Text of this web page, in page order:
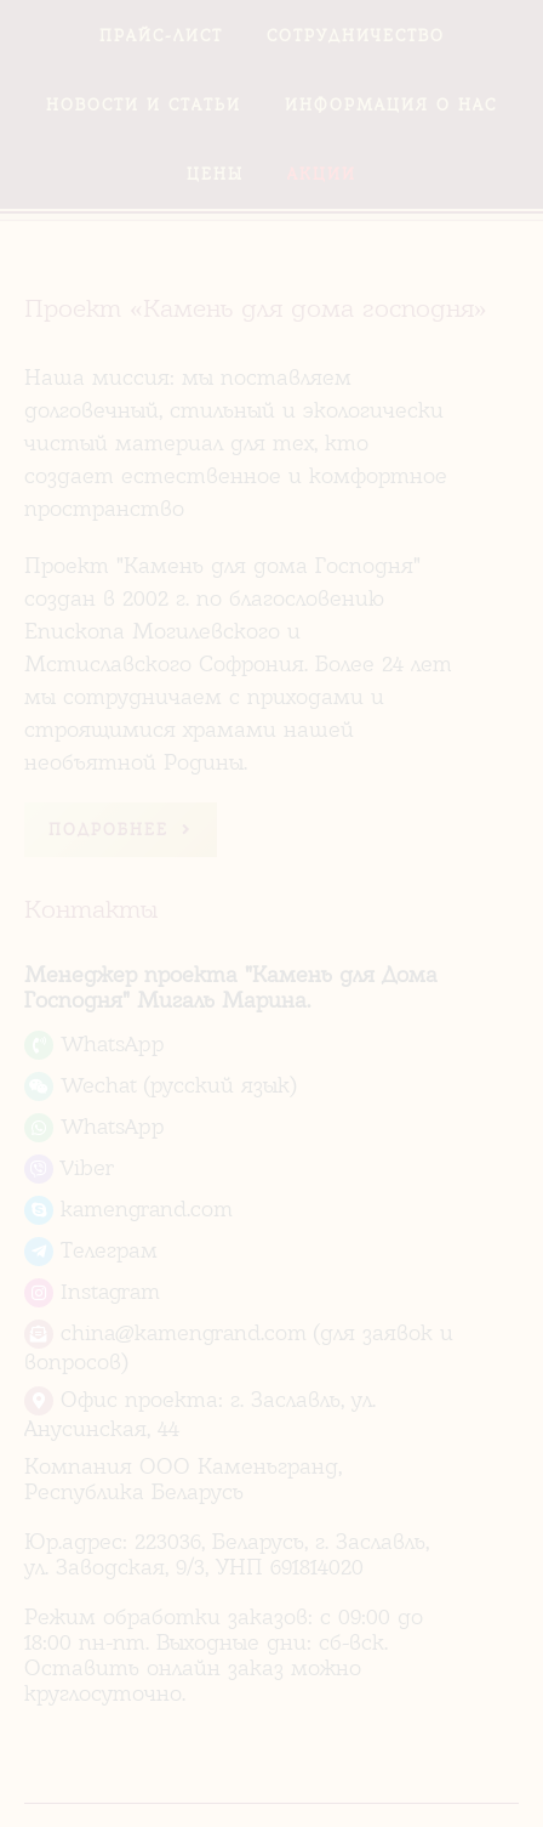
Наша миссия: мы поставляем
долговечный, стильный и экологически
чистый материал для тех, кто
создает естественное и комфортное
пространство
Проект "Камень для дома Господня"
создан в 2002 г. по благословению
Епископа Могилевского и
Мстиславского Софрония. Более 24 лет
мы сотрудничаем с приходами и
строящимися храмами нашей
необъятной Родины.
Менеджер проекта "Камень для Дома
Господня" Мигаль Марина.
WhatsApp
Wechat (русский язык)
WhatsApp
Viber
kamengrand.com
Телеграм
Instagram
china@kamengrand.com (для заявок и
вопросов)
Офис проекта: г. Заславль, ул.
Анусинская, 44
Компания ООО Каменьгранд,
Республика Беларусь
Юр.адрес: 223036, Беларусь, г. Заславль,
ул. Заводская, 9/3, УНП 691814020
Режим обработки заказов: с 09:00 до
18:00 пн-пт. Выходные дни: сб-вск.
Оставить онлайн заказ можно
круглосуточно.